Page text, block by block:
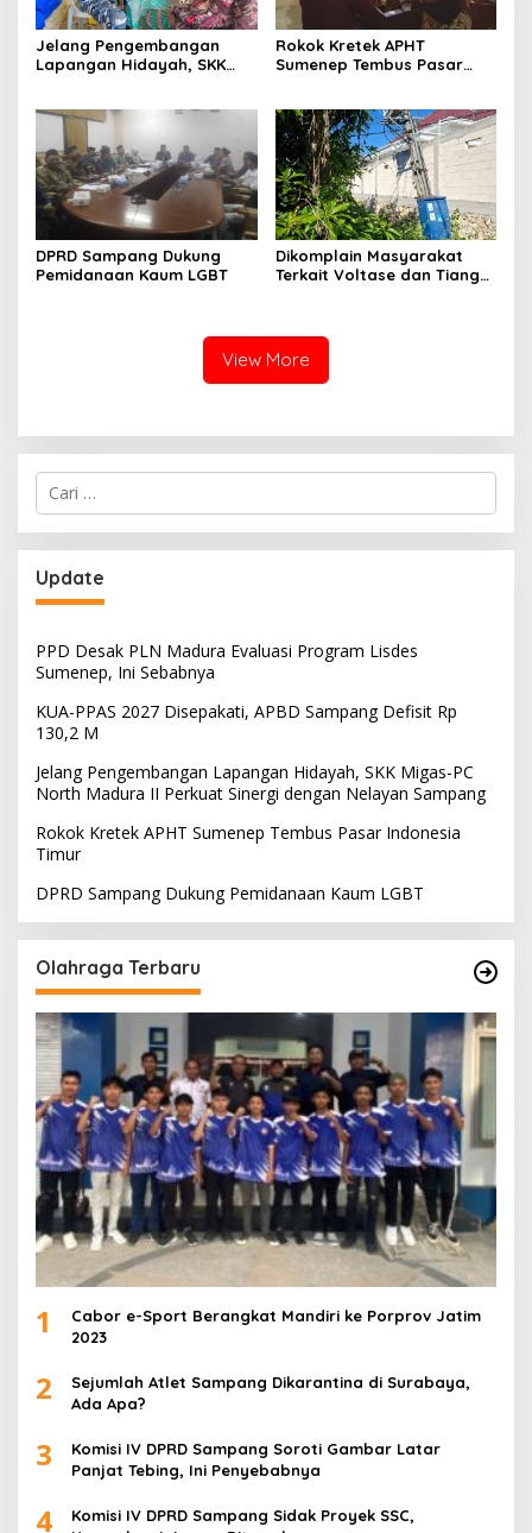
Jelang Pengembangan
Lapangan Hidayah, SKK
Nelayan Sampang
Rokok Kretek APHT
Sumenep Tembus Pasar
DPRD Sampang Dukung
Pemidanaan Kaum LGBT
Dikomplain Masyarakat
Terkait Voltase dan Tiang
View More
Cari
untuk:
Update
PPD Desak PLN Madura Evaluasi Program Lisdes
Sumenep, Ini Sebabnya
KUA-PPAS 2027 Disepakati, APBD Sampang Defisit Rp
130,2 M
Jelang Pengembangan Lapangan Hidayah, SKK Migas-PC
North Madura II Perkuat Sinergi dengan Nelayan Sampang
Rokok Kretek APHT Sumenep Tembus Pasar Indonesia
Timur
DPRD Sampang Dukung Pemidanaan Kaum LGBT
Olahraga Terbaru
1
Cabor e-Sport Berangkat Mandiri ke Porprov Jatim
2023
2
Sejumlah Atlet Sampang Dikarantina di Surabaya,
Ada Apa?
3
Komisi IV DPRD Sampang Soroti Gambar Latar
Panjat Tebing, Ini Penyebabnya
4
Komisi IV DPRD Sampang Sidak Proyek SSC,